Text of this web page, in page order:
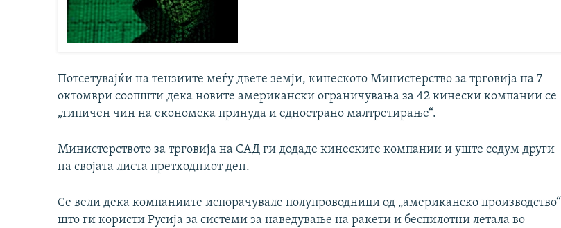
Потсетувајќи на тензиите меѓу двете земји, кинеското Министерство за трговија на 7
октомври соопшти дека новите американски ограничувања за 42 кинески компании се
„типичен чин на економска принуда и еднострано малтретирање“.
Министерството за трговија на САД ги додаде кинеските компании и уште седум други
на својата листа претходниот ден.
Се вели дека компаниите испорачувале полупроводници од „американско производство“
што ги користи Русија за системи за наведување на ракети и беспилотни летала во